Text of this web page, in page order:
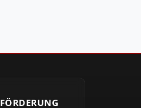
FÖRDERUNG